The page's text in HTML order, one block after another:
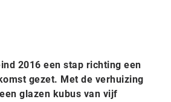
2016 een stap richting een
gezet. Met de verhuizing
glazen kubus van vijf